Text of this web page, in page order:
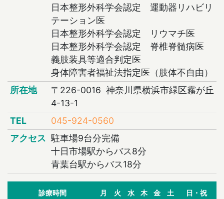
日本整形外科学会認定 運動器リハビリ
テーション医
日本整形外科学会認定 リウマチ医
日本整形外科学会認定 脊椎脊髄病医
義肢装具等適合判定医
身体障害者福祉法指定医（肢体不自由）
所在地
〒226-0016 神奈川県横浜市緑区霧が丘
4-13-1
TEL
045-924-0560
アクセス 駐車場9台分完備
十日市場駅からバス8分
青葉台駅からバス18分
診療時間 月 火 水 木 金 土 日・祝